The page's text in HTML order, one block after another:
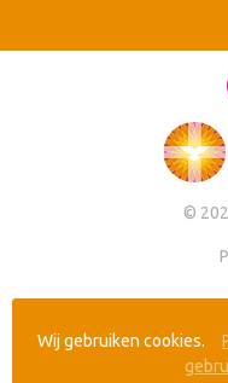
Wij gebruiken cookies.
©